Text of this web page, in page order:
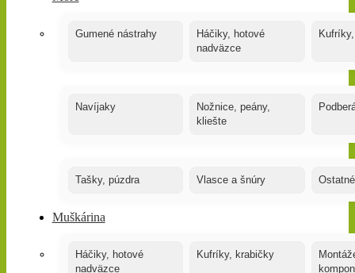
Gumené nástrahy
Háčiky, hotové
nadväzce
Navíjaky
Nožnice, peány,
kliešte
Tašky, púzdra Vlasce a šnúry Ostatné
Muškárina
Háčiky, hotové
nadväzce
Kufríky, krabičky